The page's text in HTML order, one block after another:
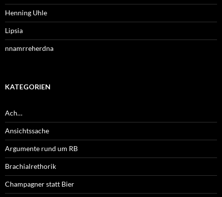
Henning Uhle
Lipsia
nnamrreherdna
KATEGORIEN
Ach…
Ansichtssache
Argumente rund um RB
Brachialrethorik
Champagner statt Bier